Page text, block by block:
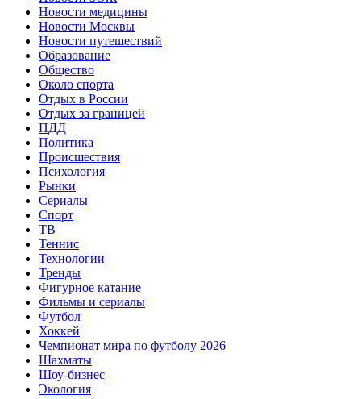
Новости медицины
Новости Москвы
Новости путешествий
Образование
Общество
Около спорта
Отдых в России
Отдых за границей
ПДД
Политика
Происшествия
Психология
Рынки
Сериалы
Спорт
ТВ
Теннис
Технологии
Тренды
Фигурное катание
Фильмы и сериалы
Футбол
Хоккей
Чемпионат мира по футболу 2026
Шахматы
Шоу-бизнес
Экология